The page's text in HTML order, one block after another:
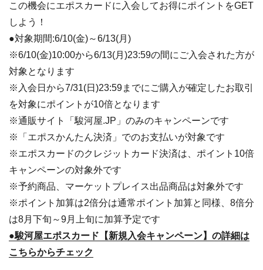
この機会にエポスカードに入会してお得にポイントをGET
しよう！
●対象期間:6/10(金)～6/13(月)
※6/10(金)10:00から6/13(月)23:59の間にご入会された方が
対象となります
※入会日から7/31(日)23:59までにご購入が確定したお取引
を対象にポイントが10倍となります
※通販サイト「駿河屋.JP」のみのキャンペーンです
※「エポスかんたん決済」でのお支払いが対象です
※エポスカードのクレジットカード決済は、ポイント10倍
キャンペーンの対象外です
※予約商品、マーケットプレイス出品商品は対象外です
※ポイント加算は2倍分は通常ポイント加算と同様、8倍分
は8月下旬～9月上旬に加算予定です
●駿河屋エポスカード【新規入会キャンペーン】の詳細は
こちらからチェック